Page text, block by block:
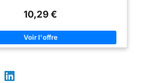
câble vidéo de 15 m,
pas besoin
d'alimenter le
moniteur et la caméra
Toutes les
Conçue
de
à
robuste
d'installation incluses. Le kit de
et un support technique à vie.
Veuillez nous er si vous avez
sur le produit.
camions, remorques ou camping-cars Angle de
de 170° pour une couverture maximale de
arrière. Idéal pour détecter angles morts,
lors des créneaux. Le champ large
caméra de recule est certifiée IP68. Elle
10,29 €